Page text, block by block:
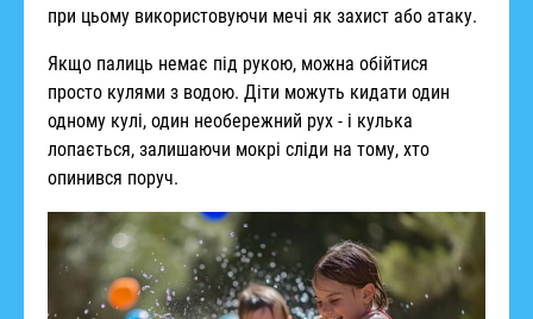
при цьому використовуючи мечі як захист або атаку.
Якщо палиць немає під рукою, можна обійтися
просто кулями з водою. Діти можуть кидати один
одному кулі, один необережний рух - і кулька
лопається, залишаючи мокрі сліди на тому, хто
опинився поруч.